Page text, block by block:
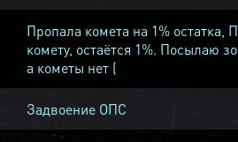
Пропала комета на 1% остатка,
комету, остаётся 1%. Посылаю
а кометы нет (
Задвоение ОПС